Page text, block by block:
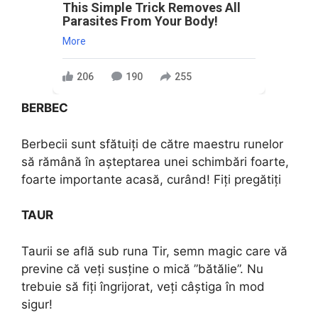
This Simple Trick Removes All
Parasites From Your Body!
More
206 190 255
BERBEC
Berbecii sunt sfătuiți de către maestru runelor
să rămână în așteptarea unei schimbări foarte,
foarte importante acasă, curând! Fiți pregătiți
TAUR
Taurii se află sub runa Tir, semn magic care vă
previne că veți susține o mică ”bătălie”. Nu
trebuie să fiți îngrijorat, veți câștiga în mod
sigur!